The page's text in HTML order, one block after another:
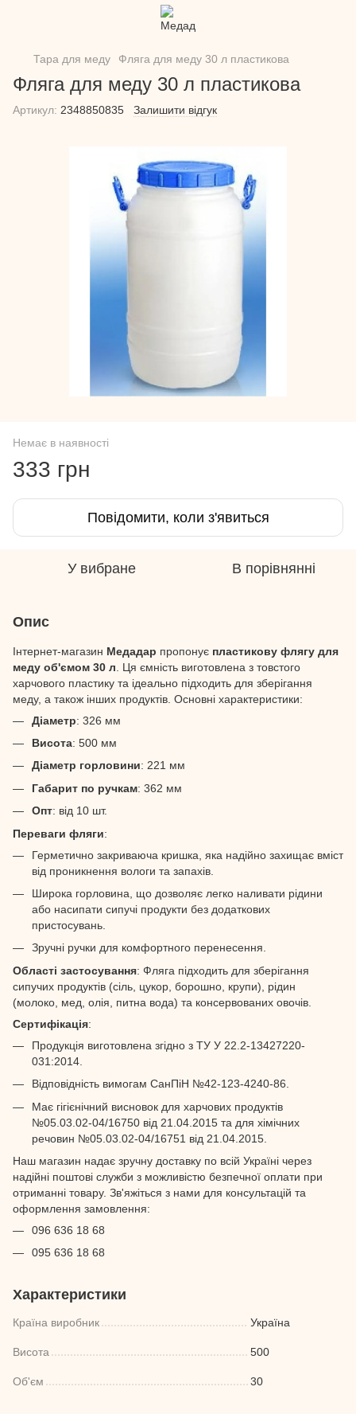
Тара для меду Фляга для меду 30 л пластикова
Фляга для меду 30 л пластикова
Артикул: 2348850835 Залишити відгук
Немає в наявності
333 грн
Повідомити, коли з'явиться
У вибране В порівнянні
Опис
Інтернет-магазин Медадар пропонує пластикову флягу для
меду об'ємом 30 л . Ця ємність виготовлена з товстого
харчового пластику та ідеально підходить для зберігання
меду, а також інших продуктів. Основні характеристики:
Діаметр: 326 мм
Висота: 500 мм
Діаметр горловини: 221 мм
Габарит по ручкам: 362 мм
Опт: від 10 шт.
Переваги фляги:
Герметично закриваюча кришка, яка надійно захищає вміст
від проникнення вологи та запахів.
Широка горловина, що дозволяє легко наливати рідини
або насипати сипучі продукти без додаткових
пристосувань.
Зручні ручки для комфортного перенесення.
Області застосування: Фляга підходить для зберігання
сипучих продуктів (сіль, цукор, борошно, крупи), рідин
(молоко, мед, олія, питна вода) та консервованих овочів.
Сертифікація:
Продукція виготовлена згідно з ТУ У 22.2-13427220-
031:2014.
Відповідність вимогам СанПіН №42-123-4240-86.
Має гігієнічний висновок для харчових продуктів
№05.03.02-04/16750 від 21.04.2015 та для хімічних
речовин №05.03.02-04/16751 від 21.04.2015.
Наш магазин надає зручну доставку по всій Україні через
надійні поштові служби з можливістю безпечної оплати при
отриманні товару. Зв'яжіться з нами для консультацій та
оформлення замовлення:
096 636 18 68
095 636 18 68
Характеристики
Країна виробник Україна
Висота 500
Об'єм 30